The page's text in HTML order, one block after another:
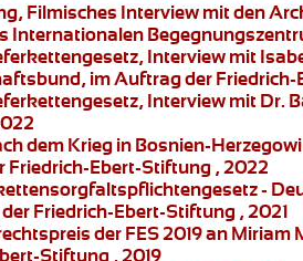
, Filmisches Interview mit den
Internationalen
, Interview mit
im Auftrag der
, Interview mit Dr.
dem Krieg in Bosnien-
Friedrich-Ebert-Stiftung , 2022
-
Friedrich-Ebert-Stiftung , 2021
der FES 2019 an Miriam
Stiftung , 2019